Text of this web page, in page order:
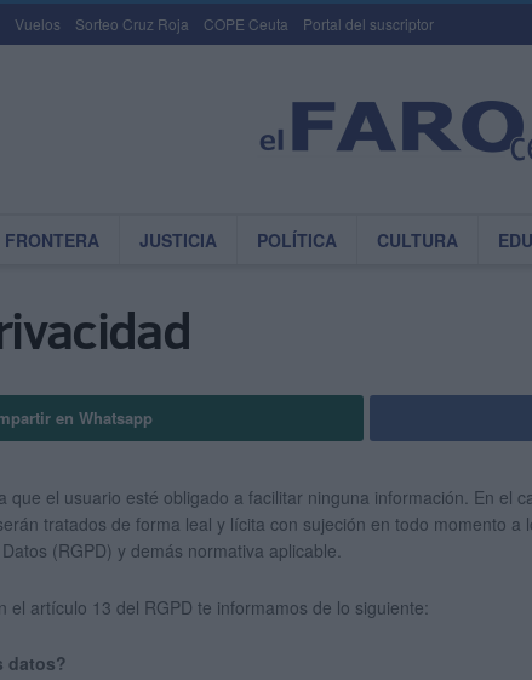
Vuelos Sorteo Cruz Roja COPE Ceuta Portal del suscriptor
FRONTERA JUSTICIA POLÍTICA CULTURA
en Whatsapp
que el usuario esté obligado a facilitar ninguna información. En el
tratados de forma leal y lícita con sujeción en todo momento
(RGPD) y demás normativa aplicable.
el artículo 13 del RGPD te informamos de lo siguiente:
datos?